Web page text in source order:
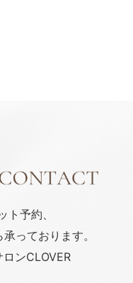
ト予約、
っております。
ンCLOVER